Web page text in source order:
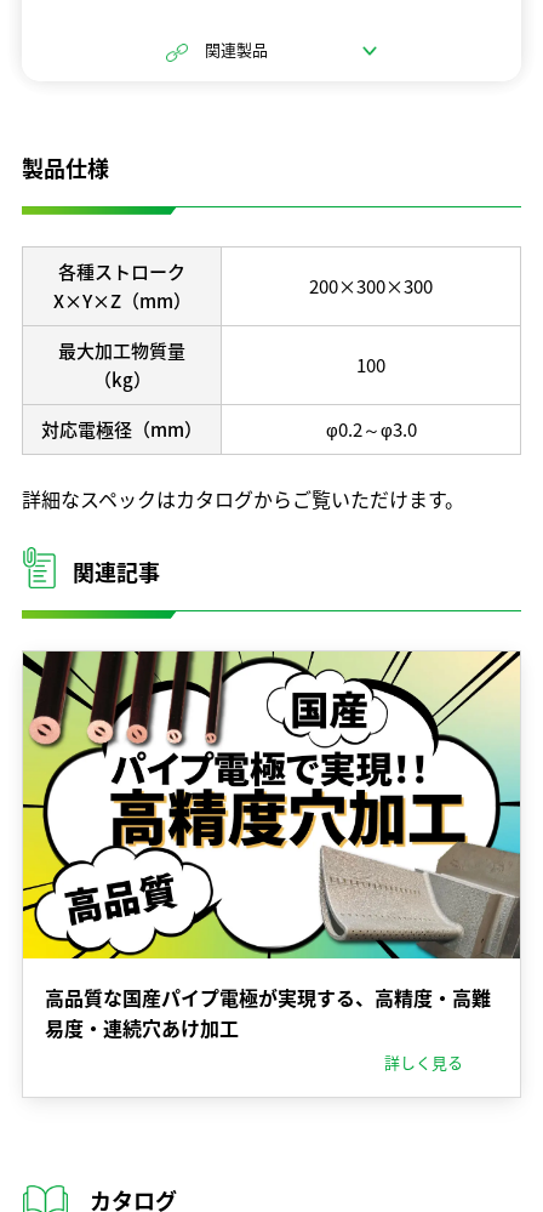
統合レポート2025
調達方針
保有特許
関連製品
製品仕様
各種ストローク
X×Y×Z（mm）
200×300×300
最大加工物質量
（kg）
100
対応電極径（mm） φ0.2～φ3.0
詳細なスペックはカタログからご覧いただけます。
関連記事
高品質な国産パイプ電極が実現する、高精度・高難
易度・連続穴あけ加工
詳しく見る
カタログ